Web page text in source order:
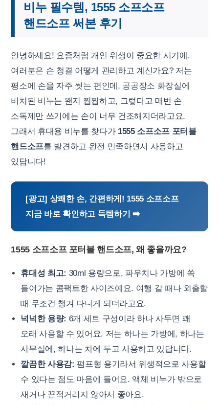
비누 필수템, 1555 소프소프
핸드소프 써본 후기
안녕하세요! 요즘처럼 개인 위생이 중요한 시기에,
여러분은 손 청결 어떻게 관리하고 계신가요? 저는
평소에 손을 자주 씻는 편인데, 공공장소 화장실에
비치된 비누는 왠지 찝찝하고, 그렇다고 매번 손
소독제만 쓰기에는 손이 너무 건조해지더라고요.
그래서 휴대용 비누를 찾다가 1555 소프소프 포터블
핸드소프를 발견하고 완전 만족하면서 사용하고
있답니다!
[광고] 상쾌한 손, 간편하게! 1555 소프소프
지금 바로 확인하고 득템하기 ➡️
1555 소프소프 포터블 핸드소프, 왜 좋을까요?
휴대성 최고: 30ml 용량으로, 파우치나 가방에 쏙
들어가는 콤팩트한 사이즈예요. 여행 갈 때나 외출할
때 무조건 챙겨 다니게 되더라고요.
넉넉한 용량: 6개 세트 구성이라 하나 사두면 꽤
오래 사용할 수 있어요. 저는 하나는 가방에, 하나는
사무실에, 하나는 차에 두고 사용하고 있답니다.
깔끔한 사용감: 펌프형 용기라서 위생적으로 사용할
수 있다는 점도 마음에 들어요. 액체 비누가 밖으로
새거나 끈적거리지 않아서 좋아요.